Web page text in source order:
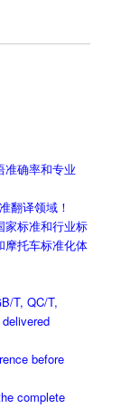
准确率和专业
翻译领域！
家标准和行业标
摩托车标准化体
T, QC/T,
before
complete